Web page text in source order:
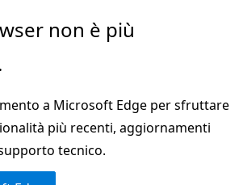
non è più
a Microsoft Edge per sfruttare
più recenti, aggiornamenti
tecnico.